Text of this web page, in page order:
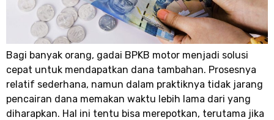
Bagi banyak orang, gadai BPKB motor menjadi solusi
cepat untuk mendapatkan dana tambahan. Prosesnya
relatif sederhana, namun dalam praktiknya tidak jarang
pencairan dana memakan waktu lebih lama dari yang
diharapkan. Hal ini tentu bisa merepotkan, terutama jika